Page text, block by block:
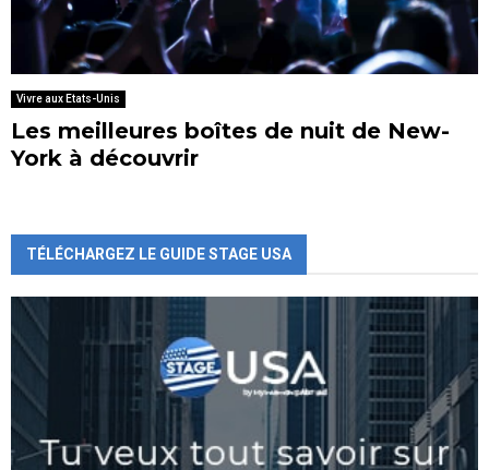
Vivre aux Etats-Unis
Les meilleures boîtes de nuit de New-
York à découvrir
TÉLÉCHARGEZ LE GUIDE STAGE USA